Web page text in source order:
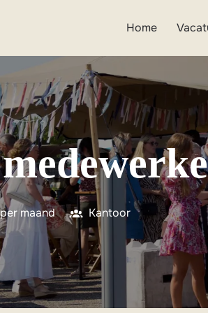
Home
maand Kantoor